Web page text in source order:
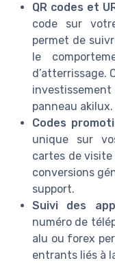
QR codes et
code sur
permet de
le
d’atterrissage.
panneau akilux.
Codes
unique sur
cartes de visite
conversions
support.
Suivi des
numéro de
alu ou forex
entrants liés à